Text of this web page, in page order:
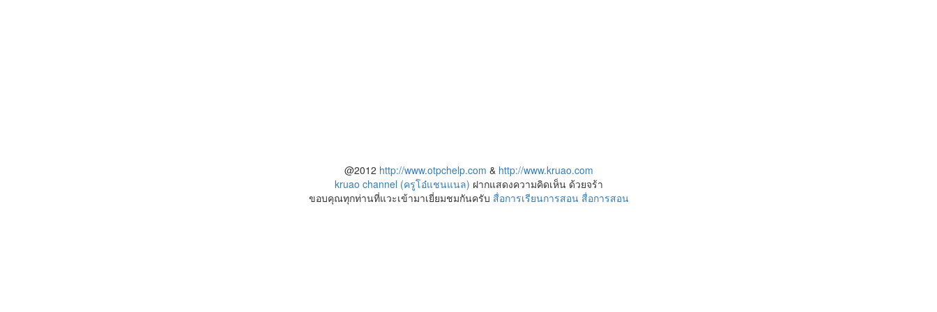
@2012 http://www.otpchelp.com & http://www.kruao.com
kruao channel (ครูโอ๋แชนแนล) ฝากแสดงความคิดเห็น ด้วยจร้า
ขอบคุณทุกท่านที่แวะเข้ามาเยี่ยมชมกันครับ สื่อการเรียนการสอน สื่อการสอน